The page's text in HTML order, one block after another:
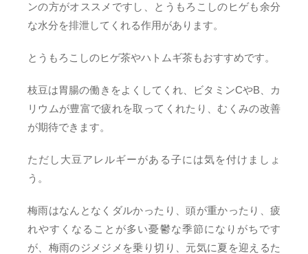
ンの方がオススメですし、とうもろこしのヒゲも余分
な水分を排泄してくれる作用があります。
とうもろこしのヒゲ茶やハトムギ茶もおすすめです。
枝豆は胃腸の働きをよくしてくれ、ビタミンCやB、カ
リウムが豊富で疲れを取ってくれたり、むくみの改善
が期待できます。
ただし大豆アレルギーがある子には気を付けましょ
う。
梅雨はなんとなくダルかったり、頭が重かったり、疲
れやすくなることが多い憂鬱な季節になりがちです
が、梅雨のジメジメを乗り切り、元気に夏を迎えるた